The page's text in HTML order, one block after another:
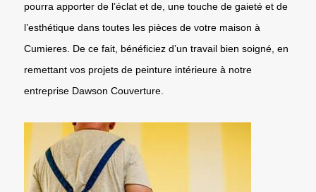
pourra apporter de l’éclat et de, une touche de gaieté et de
l’esthétique dans toutes les pièces de votre maison à
Cumieres. De ce fait, bénéficiez d’un travail bien soigné, en
remettant vos projets de peinture intérieure à notre
entreprise Dawson Couverture.